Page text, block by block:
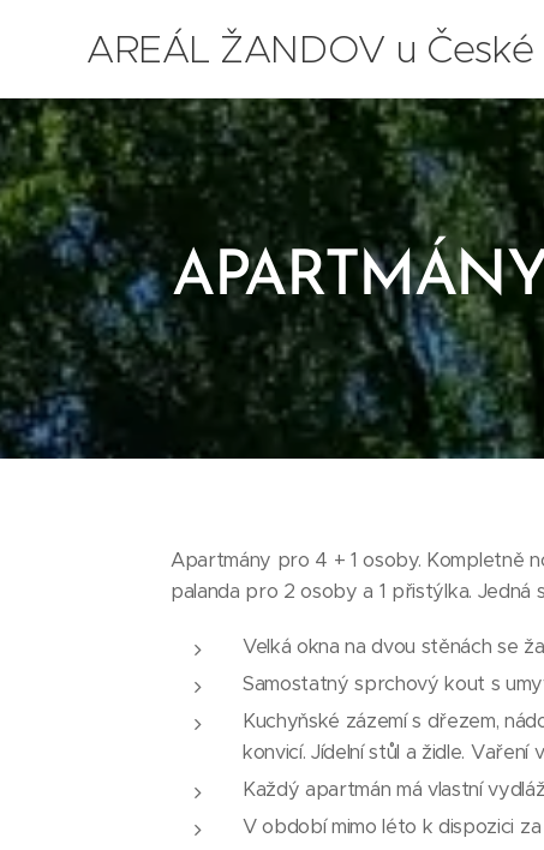
AREÁL ŽANDOV u České
Lípy
Apartmány pro 4 + 1 osoby. Kompletně
palanda pro 2 osoby a 1 přistýlka.
Velká okna na dvou stěnách se
Samostatný sprchový kout s
Kuchyňské zázemí s dřezem,
konvicí. Jídelní stůl a židle. Vaření
Každý apartmán má vlastní
V období mimo léto k dispozici